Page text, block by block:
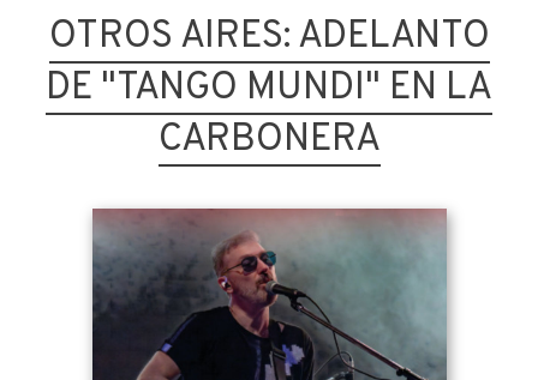
OTROS AIRES: ADELANTO
DE "TANGO MUNDI" EN LA
CARBONERA